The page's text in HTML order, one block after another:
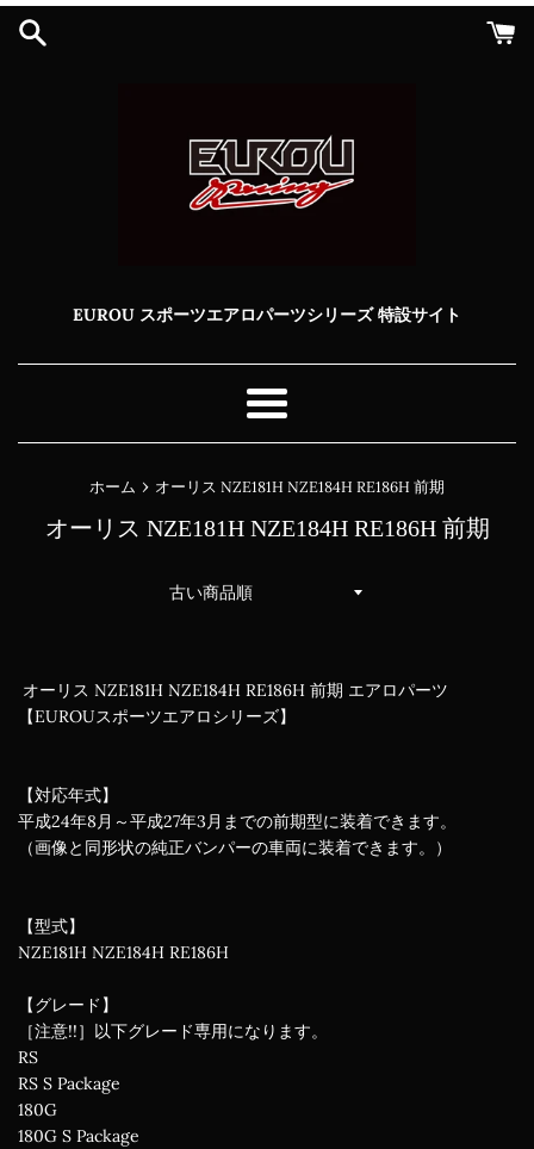
コ
EUROU スポーツエアロパーツシリーズ 特設サイト
メ
ニ
ー
ホーム › オーリス NZE181H NZE184H RE186H 前期
オーリス NZE181H NZE184H RE186H 前期
並
オーリス NZE181H NZE184H RE186H 前期 エアロパーツ
【EUROUスポーツエアロシリーズ】
【対応年式】
平成24年8月～平成27年3月までの前期型に装着できます。
（画像と同形状の純正バンパーの車両に装着できます。）
【型式】
NZE181H NZE184H RE186H
【グレード】
［注意!!］以下グレード専用になります。
RS
RS S Package
180G
180G S Package